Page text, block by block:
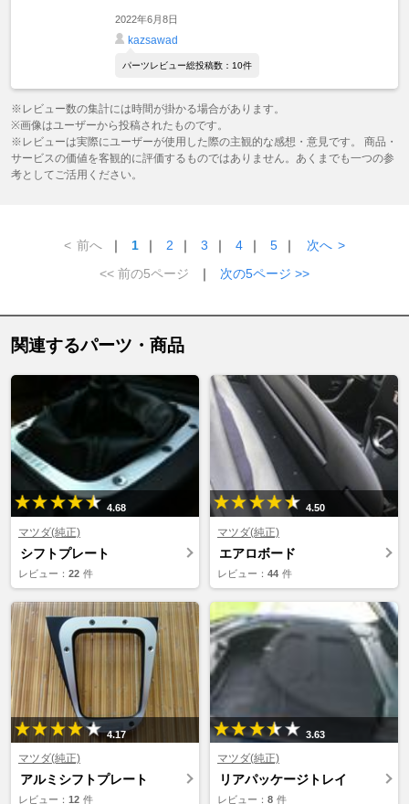
2022年6月8日
kazsawad
パーツレビュー総投稿数：10件
※レビュー数の集計には時間が掛かる場合があります。
※画像はユーザーから投稿されたものです。
※レビューは実際にユーザーが使用した際の主観的な感想・意見です。 商品・
サービスの価値を客観的に評価するものではありません。あくまでも一つの参
考としてご活用ください。
< 前へ ｜ 1 ｜ 2 ｜ 3 ｜ 4 ｜ 5 ｜ 次へ >
<< 前の5ページ
｜ 次の5ページ >>
関連するパーツ・商品
4.68
マツダ(純正)
シフトプレート
レビュー： 22 件
4.50
マツダ(純正)
エアロボード
レビュー： 44 件
4.17
マツダ(純正)
アルミシフトプレート
レビュー： 12 件
3.63
マツダ(純正)
リアパッケージトレイ
レビュー： 8 件